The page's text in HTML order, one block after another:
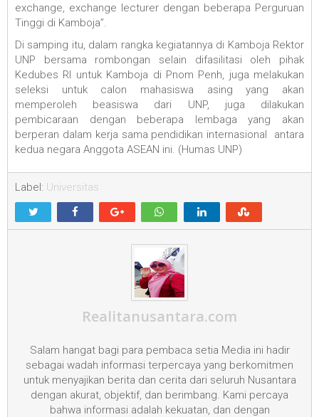
exchange, exchange lecturer dengan beberapa Perguruan
Tinggi di Kamboja”.
Di samping itu, dalam rangka kegiatannya di Kamboja Rektor
UNP bersama rombongan selain difasilitasi oleh pihak
Kedubes RI untuk Kamboja di Pnom Penh, juga melakukan
seleksi untuk calon mahasiswa asing yang akan
memperoleh beasiswa dari UNP, juga dilakukan
pembicaraan dengan beberapa lembaga yang akan
berperan dalam kerja sama pendidikan internasional antara
kedua negara Anggota ASEAN ini. (Humas UNP)
Label: Universitas
Realitanusantara.com
Salam hangat bagi para pembaca setia Media ini hadir
sebagai wadah informasi terpercaya yang berkomitmen
untuk menyajikan berita dan cerita dari seluruh Nusantara
dengan akurat, objektif, dan berimbang. Kami percaya
bahwa informasi adalah kekuatan, dan dengan